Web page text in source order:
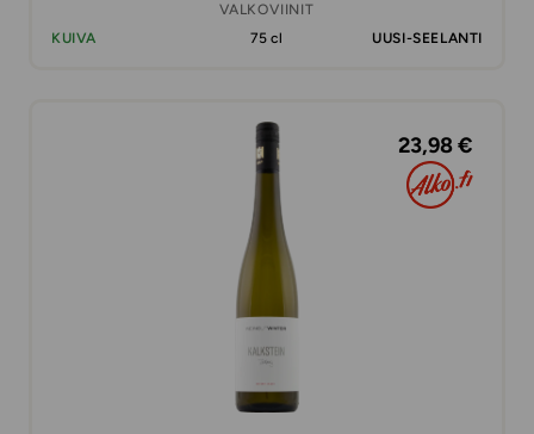
VALKOVIINIT
KUIVA
75 cl UUSI-SEELANTI
23,98 €